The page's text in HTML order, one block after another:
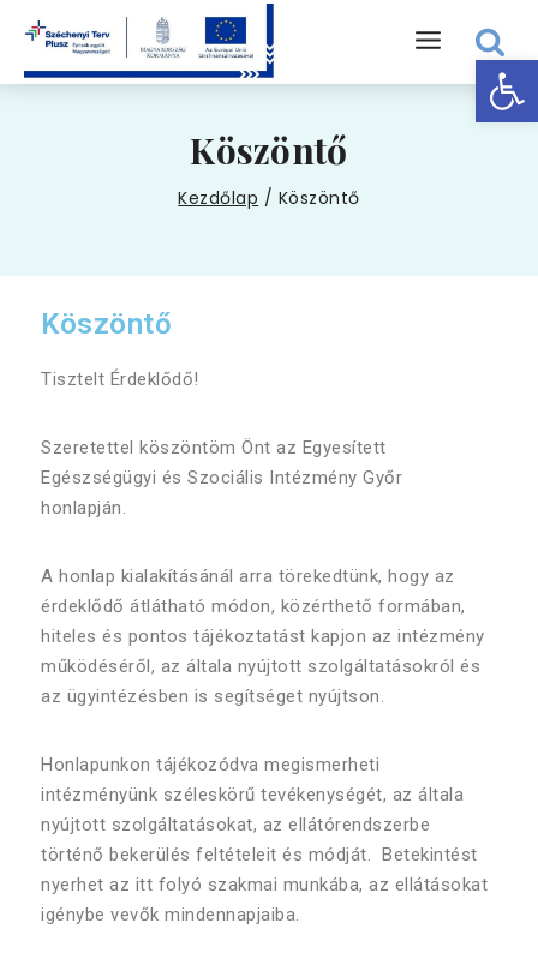
Köszöntő
Kezdőlap / Köszöntő
Köszöntő
Tisztelt Érdeklődő!
Szeretettel köszöntöm Önt az Egyesített
Egészségügyi és Szociális Intézmény Győr
honlapján.
A honlap kialakításánál arra törekedtünk, hogy az
érdeklődő átlátható módon, közérthető formában,
hiteles és pontos tájékoztatást kapjon az intézmény
működéséről, az általa nyújtott szolgáltatásokról és
az ügyintézésben is segítséget nyújtson.
Honlapunkon tájékozódva megismerheti
intézményünk széleskörű tevékenységét, az általa
nyújtott szolgáltatásokat, az ellátórendszerbe
történő bekerülés feltételeit és módját. Betekintést
nyerhet az itt folyó szakmai munkába, az ellátásokat
igénybe vevők mindennapjaiba.